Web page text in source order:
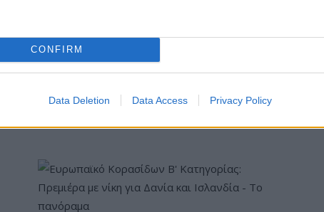
CONFIRM
Data Deletion Data Access Privacy Policy
KG Mobility
18.990 ευρώ